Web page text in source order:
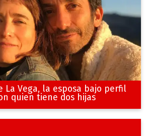
La Vega, la esposa bajo perfil
quien tiene dos hijas